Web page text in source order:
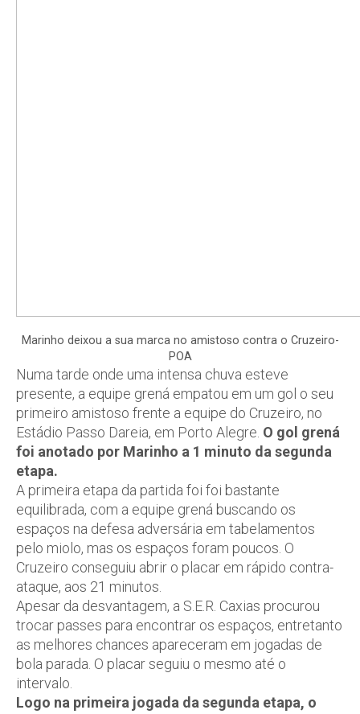
Marinho deixou a sua marca no amistoso contra o Cruzeiro-
POA
Numa tarde onde uma intensa chuva esteve
presente, a equipe grená empatou em um gol o seu
primeiro amistoso frente a equipe do Cruzeiro, no
Estádio Passo Dareia, em Porto Alegre. O gol grená
foi anotado por Marinho a 1 minuto da segunda
etapa.
A primeira etapa da partida foi foi bastante
equilibrada, com a equipe grená buscando os
espaços na defesa adversária em tabelamentos
pelo miolo, mas os espaços foram poucos. O
Cruzeiro conseguiu abrir o placar em rápido contra-
ataque, aos 21 minutos.
Apesar da desvantagem, a S.E.R. Caxias procurou
trocar passes para encontrar os espaços, entretanto
as melhores chances apareceram em jogadas de
bola parada. O placar seguiu o mesmo até o
intervalo.
Logo na primeira jogada da segunda etapa, o